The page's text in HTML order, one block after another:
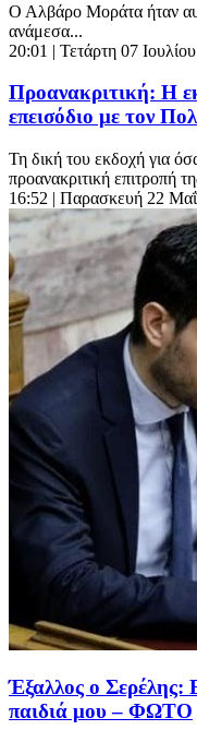
Ο Αλβάρο Μοράτα ήταν
ανάμεσα...
20:01 | Τετάρτη 07
Προανακριτική: Η
επεισόδιο με τον
Τη δική του εκδοχή για
προανακριτική επιτροπή
16:52 | Παρασκευή 22
Έξαλλος ο Σερέλης:
παιδιά μου – ΦΩΤΟ